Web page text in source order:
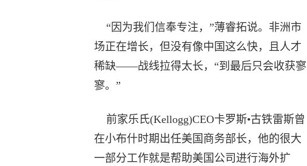
“因为我们信奉专注，”薄睿拓说。非洲市
场正在增长，但没有像中国这么快，且人才
稀缺——战线拉得太长，“到最后只会收获寥
寥。”
前家乐氏(Kellogg)CEO卡罗斯•古铁雷斯曾
在小布什时期出任美国商务部长，他的很大
一部分工作就是帮助美国公司进行海外扩